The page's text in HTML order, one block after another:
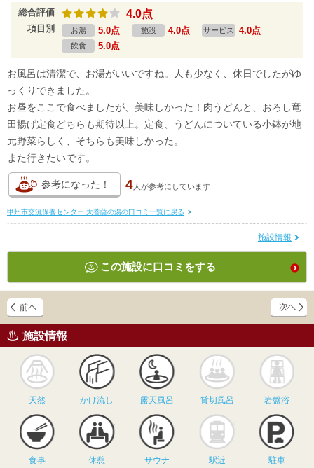
総合評価 4.0点
項目別 お湯 5.0点 施設 4.0点 サービス 4.0点
飲食 5.0点
お風呂は清潔で、お湯がいいですね。人も少なく、休日でしたがゆ
っくりできました。
お昼をここで食べましたが、美味しかった！肉うどんと、おろし竜
田揚げ定食どちらも期待以上。定食、うどんについている小鉢が地
元野菜らしく、そちらも美味しかった。
また行きたいです。
参考になった！ 4人が参考にしています
甲州市交流保養センター 大菩薩の湯の口コミ一覧に戻る >
施設情報
この施設に口コミをする
施設情報
天然
かけ流し
かけ流し
露天風呂
露天風呂
貸切風呂
貸切風呂 岩盤浴
食事 休憩
サウナ
サウナ 駅近 駐車